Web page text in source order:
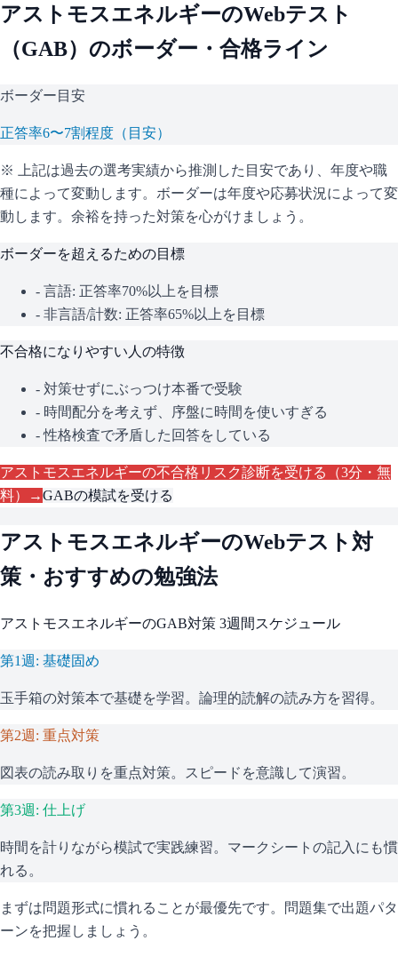
アストモスエネルギーのWebテスト
（GAB）のボーダー・合格ライン
ボーダー目安
正答率6〜7割程度（目安）
※ 上記は過去の選考実績から推測した目安であり、年度や職
種によって変動します。 ボーダーは年度や応募状況によって変
動します。余裕を持った対策を心がけましょう。
ボーダーを超えるための目標
- 言語: 正答率70%以上を目標
- 非言語/計数: 正答率65%以上を目標
不合格になりやすい人の特徴
- 対策せずにぶっつけ本番で受験
- 時間配分を考えず、序盤に時間を使いすぎる
- 性格検査で矛盾した回答をしている
アストモスエネルギーの不合格リスク診断を受ける（3分・無
料）→GABの模試を受ける
アストモスエネルギーのWebテスト対
策・おすすめの勉強法
アストモスエネルギーのGAB対策 3週間スケジュール
第1週: 基礎固め
玉手箱の対策本で基礎を学習。論理的読解の読み方を習得。
第2週: 重点対策
図表の読み取りを重点対策。スピードを意識して演習。
第3週: 仕上げ
時間を計りながら模試で実践練習。マークシートの記入にも慣
れる。
まずは問題形式に慣れることが最優先です。問題集で出題パタ
ーンを把握しましょう。